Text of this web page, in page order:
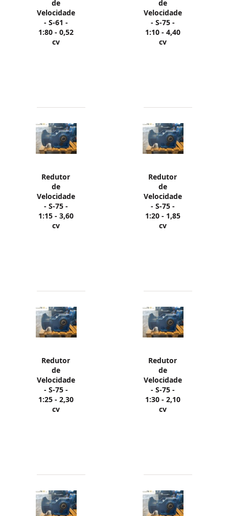
de
Velocidade
- S-61 -
1:80 - 0,52
cv
de
Velocidade
- S-75 -
1:10 - 4,40
cv
Redutor
de
Velocidade
- S-75 -
1:15 - 3,60
cv
Redutor
de
Velocidade
- S-75 -
1:20 - 1,85
cv
Redutor
de
Velocidade
- S-75 -
1:25 - 2,30
cv
Redutor
de
Velocidade
- S-75 -
1:30 - 2,10
cv